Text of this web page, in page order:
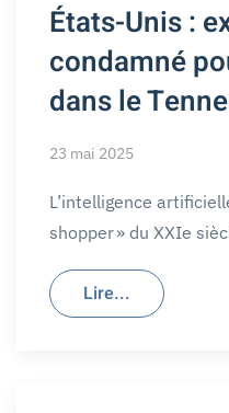
États-Unis :
condamné
dans le
23 mai 2025
L’intelligence
shopper » du XXIe
Lire...